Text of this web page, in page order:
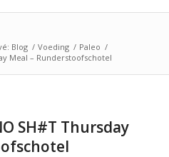
Blog / Voeding / Paleo /
Meal – Runderstoofschotel
SH#T Thursday